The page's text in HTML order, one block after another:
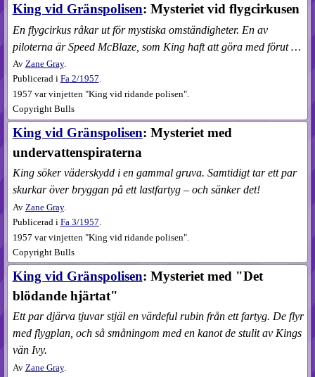
King vid Gränspolisen: Mysteriet vid flygcirkusen
En flygcirkus råkar ut för mystiska omständigheter. En av
piloterna är Speed McBlaze, som King haft att göra med förut …
Av Zane Gray.
Publicerad i Fa2​/1957.
1957 var vinjetten "King vid ridande polisen".
Copyright Bulls
King vid Gränspolisen: Mysteriet med
undervattens­piraterna
King söker väderskydd i en gammal gruva. Samtidigt tar ett par
skurkar över bryggan på ett lastfartyg – och sänker det!
Av Zane Gray.
Publicerad i Fa3​/1957.
1957 var vinjetten "King vid ridande polisen".
Copyright Bulls
King vid Gränspolisen: Mysteriet med "Det
blödande hjärtat"
Ett par djärva tjuvar stjäl en värdeful rubin från ett fartyg. De flyr
med flygplan, och så småningom med en kanot de stulit av Kings
vän Ivy.
Av Zane Gray.